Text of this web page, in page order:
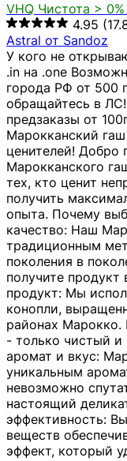
VHQ Чистота > 0%
4.95
Astral от Sandoz
У кого не
.in на .one
города РФ от 500
обращайтесь в
предзаказы от
Марокканский
ценителей! Добро
Марокканского
тех, кто ценит
получить
опыта. Почему
качество: Наш
традиционным
поколения в
получите
продукт: Мы
конопли,
районах Марокко.
- только чистый и
аромат и вкус:
уникальным
невозможно
настоящий
эффективность:
веществ
эффект, который